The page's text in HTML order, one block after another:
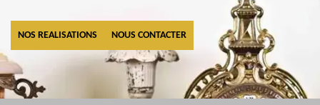
NOS REALISATIONS NOUS CONTACTER